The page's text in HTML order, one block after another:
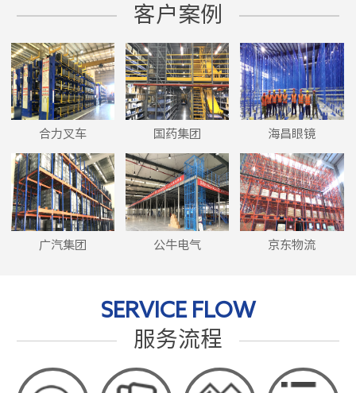
客户案例
合力叉车 国药集团 海昌眼镜
广汽集团 公牛电气 京东物流
SERVICE FLOW
服务流程